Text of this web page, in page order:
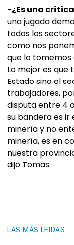
-¿Es una
una jugada
todos los
como nos
que lo tomemos
Lo mejor es que
Estado sino el
trabajadores,
disputa entre 4
su bandera es ir
minería y no
minería, es en
nuestra
dijo Tomas.
LAS MÁS LEIDAS